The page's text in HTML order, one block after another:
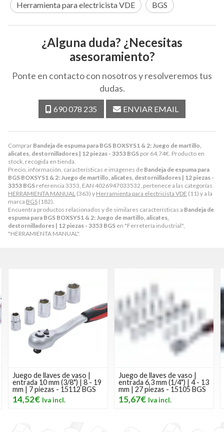
Comprar Bandeja de espuma para BGS BOXSYS1 & 2: Juego de martillo,
alicates, destornilladores | 12 piezas - 3353 BGS por 64,74€. Producto en
stock, recogida en tienda.
Precio, información, características e imágenes de Bandeja de espuma para
BGS BOXSYS1 & 2: Juego de martillo, alicates, destornilladores | 12 piezas -
3353 BGS referencia 3353, EAN 4026947033532, pertenece a las categorías
HERRAMIENTA MANUAL (363) y Herramienta para electricista VDE (11) y a la
marca BGS (182).
Encuentra productos relacionados y de similares características a Bandeja de
espuma para BGS BOXSYS1 & 2: Juego de martillo, alicates,
destornilladores | 12 piezas - 3353 BGS en "Ferretería industrial",
"HERRAMIENTA MANUAL".
Herramienta para electricista VDE BGS
¿Alguna duda? ¿Necesitas
asesoramiento?
Ponte en contacto con nosotros y resolveremos tus
dudas.
690 078 235 ENVIAR EMAIL
Juego de llaves de vaso |
entrada 10 mm (3/8") | 8 - 19
mm | 7 piezas - 15112 BGS
14,52€
Juego de llaves de vaso |
entrada 6,3 mm (1/4") | 4 - 13
mm | 27 piezas - 15105 BGS
15,67€